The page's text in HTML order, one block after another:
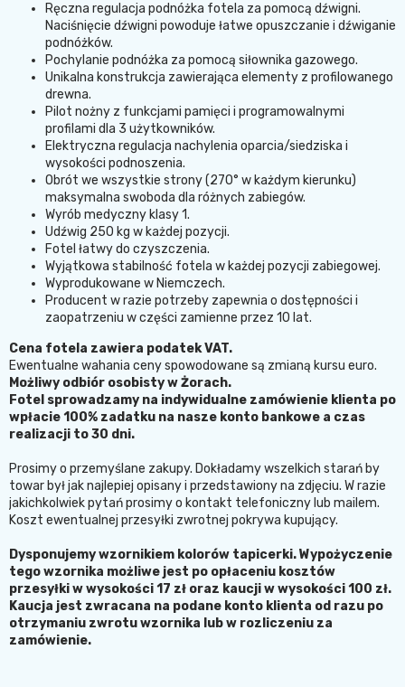
Ręczna regulacja podnóżka fotela za pomocą dźwigni.
Naciśnięcie dźwigni powoduje łatwe opuszczanie i dźwiganie
podnóżków.
Pochylanie podnóżka za pomocą siłownika gazowego.
Unikalna konstrukcja zawierająca elementy z profilowanego
drewna.
Pilot nożny z funkcjami pamięci i programowalnymi
profilami dla 3 użytkowników.
Elektryczna regulacja nachylenia oparcia/siedziska i
wysokości podnoszenia.
Obrót we wszystkie strony (270° w każdym kierunku)
maksymalna swoboda dla różnych zabiegów.
Wyrób medyczny klasy 1.
Udźwig 250 kg w każdej pozycji.
Fotel łatwy do czyszczenia.
Wyjątkowa stabilność fotela w każdej pozycji zabiegowej.
Wyprodukowane w Niemczech.
Producent w razie potrzeby zapewnia o dostępności i
zaopatrzeniu w części zamienne przez 10 lat.
Cena fotela zawiera podatek VAT.
Ewentualne wahania ceny spowodowane są zmianą kursu euro.
Możliwy odbiór osobisty w Żorach.
Fotel sprowadzamy na indywidualne zamówienie klienta po
wpłacie 100% zadatku na nasze konto bankowe a czas
realizacji to 30 dni.
Prosimy o przemyślane zakupy. Dokładamy wszelkich starań by
towar był jak najlepiej opisany i przedstawiony na zdjęciu. W razie
jakichkolwiek pytań prosimy o kontakt telefoniczny lub mailem.
Koszt ewentualnej przesyłki zwrotnej pokrywa kupujący.
Dysponujemy wzornikiem kolorów tapicerki. Wypożyczenie
tego wzornika możliwe jest po opłaceniu kosztów
przesyłki w wysokości 17 zł oraz kaucji w wysokości 100 zł.
Kaucja jest zwracana na podane konto klienta od razu po
otrzymaniu zwrotu wzornika lub w rozliczeniu za
zamówienie.